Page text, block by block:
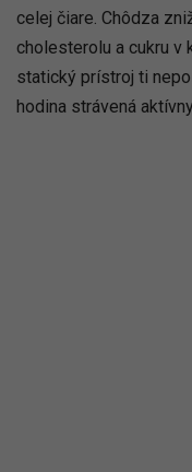
celej čiare. Chôdza
cholesterolu a cukru v
statický prístroj ti
hodina strávená